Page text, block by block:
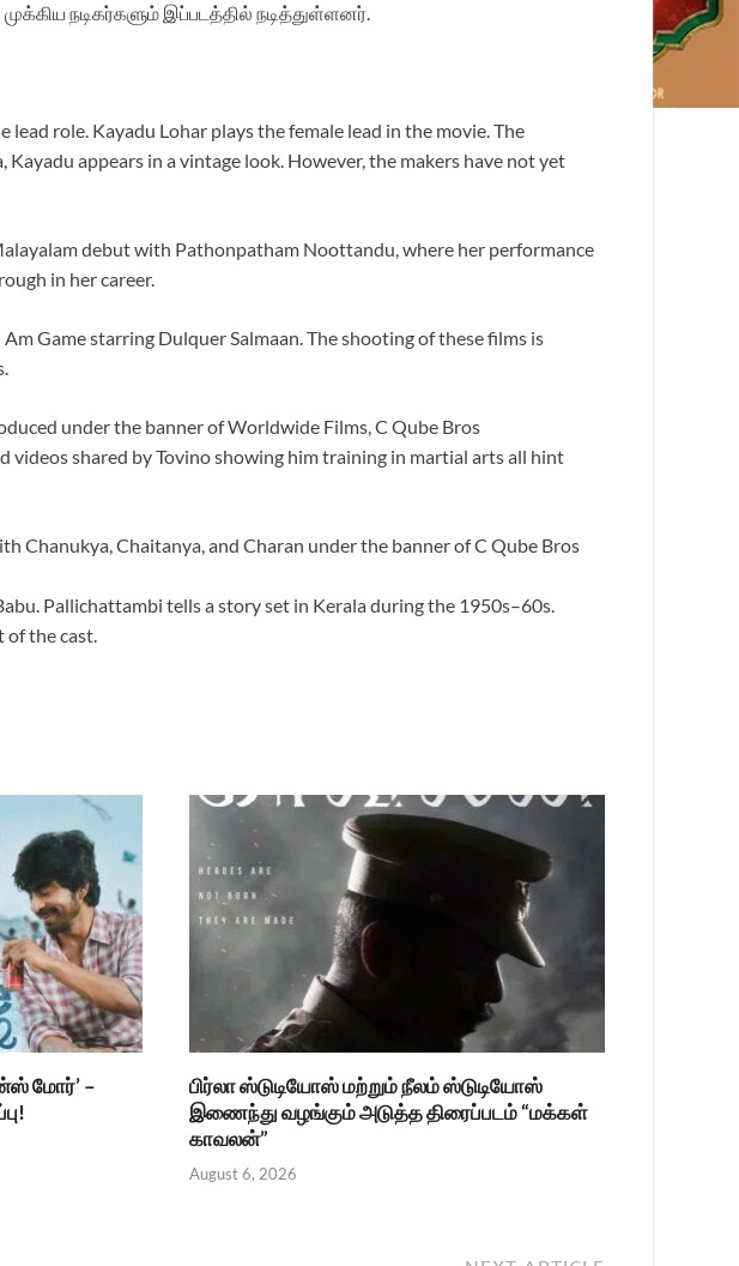
நடிகர்களும் இப்படத்தில் நடித்துள்ளனர்.
role. Kayadu Lohar plays the female lead in the movie. The
appears in a vintage look. However, the makers have not yet
debut with Pathonpatham Noottandu, where her performance
in her career.
Game starring Dulquer Salmaan. The shooting of these films is
under the banner of Worldwide Films, C Qube Bros
shared by Tovino showing him training in martial arts all hint
Chanukya, Chaitanya, and Charan under the banner of C Qube Bros
Pallichattambi tells a story set in Kerala during the 1950s–60s.
of the cast.
மோர்’ –
பிர்லா ஸ்டுடியோஸ் மற்றும் நீலம் ஸ்டுடியோஸ்
இணைந்து வழங்கும் அடுத்த திரைப்படம் “மக்கள்
காவலன்”
August 6, 2026